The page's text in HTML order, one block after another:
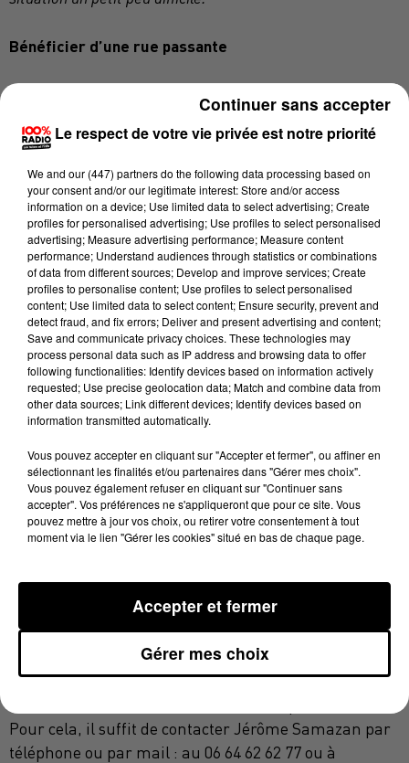
Bénéficier d’une rue passante
mûrir cette proposition qui a déjà conquis plusieurs
professionnels de la restauration."Ayant un
c’est vrai que faire de l’emporter c’est un risque. Parce
que travailler du frais pour le voir être mis à la poubelle au
bout d’un certain moment parce qu’il n’y a pas beaucoup
de passages devant mon établissement, ça n’engage pas
trop à aller dans cette démarche", explique le patron du
Jet Set à Perpignan.
Jérôme Samazan, gérant du bar à vins le Jet Set à
Jérôme Samazan a donc déjà contacté la mairie de
Perpignan pour faire part de son projet."Ils sont en
attente parce que c’est un projet qui leur plaît. Il reste à
que de la vente à emporter, et qu’il n’y aura pas de
stationnement de personnes sur ces allées-là"
restaurateur qui a contacté le syndicat de l’UMIH 66
pour l’accompagner dans son initiative. Il reste
évidemment à recenser tous les professionnels qui
Pour cela, il suffit de contacter Jérôme Samazan par
téléphone ou par mail : au 06 64 62 62 77 ou à
Le respect de votre vie privée est notre priorité
We and our (447) partnersdo the following data processing based on
your consent and/or our legitimate interest: Store and/or access
information on a device; Use limited data to select advertising; Create
profiles for personalised advertising; Use profiles to select personalised
advertising; Measure advertising performance; Measure content
performance; Understand audiences through statistics or combinations
of data from different sources; Develop and improve services; Create
profiles to personalise content; Use profiles to select personalised
content; Use limited data to select content; Ensure security, prevent and
detect fraud, and fix errors; Deliver and present advertising and content;
Save and communicate privacy choices. These technologies may
process personal data such as IP address and browsing data to offer
following functionalities: Identify devices based on information actively
requested; Use precise geolocation data; Match and combine data from
other data sources; Link different devices; Identify devices based on
information transmitted automatically.
Vous pouvez accepter en cliquant sur "Accepter et fermer", ou affiner en
sélectionnant les finalités et/ou partenaires dans "Gérer mes choix".
Vous pouvez également refuser en cliquant sur "Continuer sans
accepter". Vos préférences ne s'appliqueront que pour ce site. Vous
pouvez mettre à jour vos choix, ou retirer votre consentement à tout
moment via le lien "Gérer les cookies" situé en bas de chaque page.
Gérer mes choix
Accepter et fermer
Continuer sans accepter